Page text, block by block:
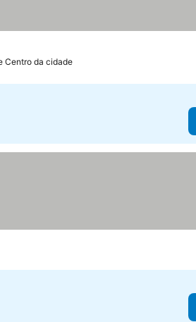
Centro da cidade